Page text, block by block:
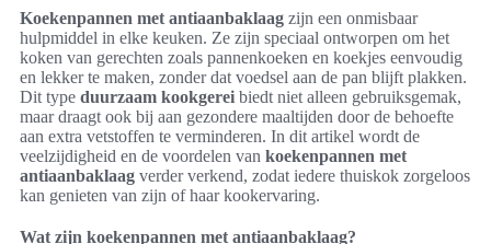
Koekenpannen met antiaanbaklaag zijn een onmisbaar
hulpmiddel in elke keuken. Ze zijn speciaal ontworpen om het
koken van gerechten zoals pannenkoeken en koekjes eenvoudig
en lekker te maken, zonder dat voedsel aan de pan blijft plakken.
Dit type duurzaam kookgerei biedt niet alleen gebruiksgemak,
maar draagt ook bij aan gezondere maaltijden door de behoefte
aan extra vetstoffen te verminderen. In dit artikel wordt de
veelzijdigheid en de voordelen van koekenpannen met
antiaanbaklaag verder verkend, zodat iedere thuiskok zorgeloos
kan genieten van zijn of haar kookervaring.
Wat zijn koekenpannen met antiaanbaklaag?